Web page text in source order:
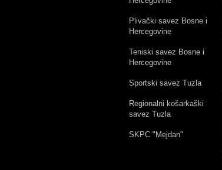
Plivački savez Bosne i
Hercegovine
Teniski savez Bosne i
Hercegovine
Sportski savez Tuzla
Regionalni košarkaški
savez Tuzla
SKPC "Mejdan"